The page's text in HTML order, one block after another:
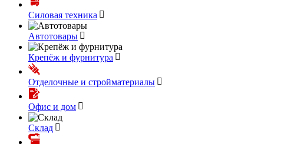
Силовая техника
Автотовары
Крепёж и фурнитура
Отделочные и стройматериалы
Офис и дом
Склад